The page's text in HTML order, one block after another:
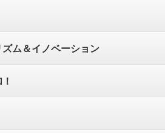
ム＆イノベーション